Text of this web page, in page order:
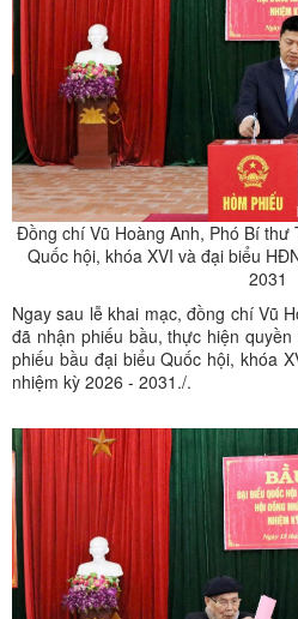
Đồng chí Vũ Hoàng Anh, Phó Bí thư
Quốc hội, khóa XVI và đại biểu
2031
Ngay sau lễ khai mạc, đồng chí Vũ
đã nhận phiếu bầu, thực hiện
phiếu bầu đại biểu Quốc hội, khóa
nhiệm kỳ 2026 - 2031./.